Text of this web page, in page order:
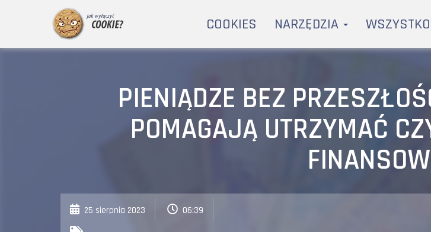
COOKIES NARZĘDZIA
PIENIĄDZE BEZ
POMAGAJĄ UTRZYMAĆ
25 sierpnia 2023 06:39